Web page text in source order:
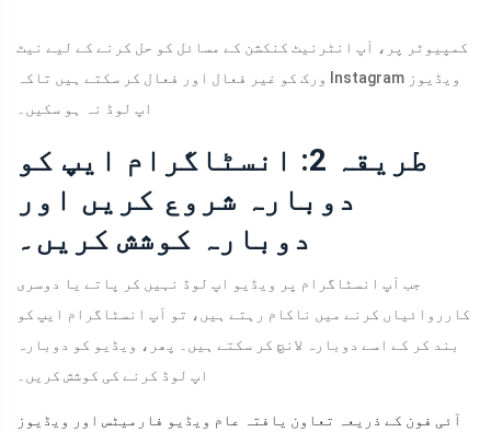
کمپیوٹر پر، آپ انٹرنیٹ کنکشن کے مسائل کو حل کرنے کے لیے نیٹ
ورک کو غیر فعال اور فعال کر سکتے ہیں تاکہ Instagram ویڈیوز
اپ لوڈ نہ ہو سکیں۔
طریقہ 2: انسٹاگرام ایپ کو
دوبارہ شروع کریں اور
دوبارہ کوشش کریں۔
جب آپ انسٹاگرام پر ویڈیو اپ لوڈ نہیں کر پاتے یا دوسری
کارروائیاں کرنے میں ناکام رہتے ہیں، تو آپ انسٹاگرام ایپ کو
بند کر کے اسے دوبارہ لانچ کر سکتے ہیں۔ پھر، ویڈیو کو دوبارہ
اپ لوڈ کرنے کی کوشش کریں۔
آئی فون کے ذریعہ تعاون یافتہ عام ویڈیو فارمیٹس اور ویڈیوز